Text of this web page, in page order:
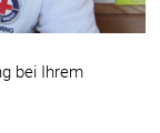
bei Ihrem